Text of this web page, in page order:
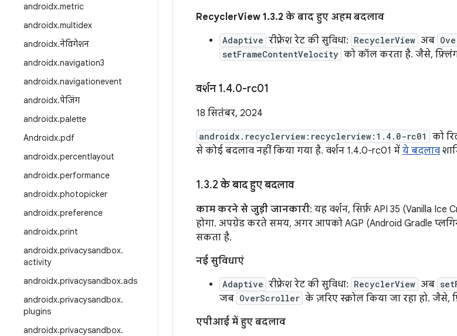
androidx.metric
androidx.multidex
androidx.नेविगेशन
androidx.navigation3
androidx.navigationevent
androidx.पेजिंग
androidx.palette
Androidx.pdf
androidx.percentlayout
androidx.performance
androidx.photopicker
androidx.preference
androidx.print
androidx.privacysandbox.
activity
androidx.privacysandbox.ads
androidx.privacysandbox.
plugins
androidx.privacysandbox.
RecyclerView 1.3.2 के बाद हुए अहम बदलाव
Adaptive रीफ़्रेश रेट की सुविधा: RecyclerView अब
setFrameContentVelocity को कॉल करता है. जैसे, फ़्लिंग
वर्शन 1.4.0-rc01
18 सितंबर, 2024
androidx.recyclerview:recyclerview:1.4.0-rc01 को
से कोई बदलाव नहीं किया गया है. वर्शन 1.4.0-rc01 में ये बदलाव
1.3.2 के बाद हुए बदलाव
काम करने से जुड़ी जानकारी: यह वर्शन, सिर्फ़ API 35 (Vanilla
होगा. अपग्रेड करते समय, अगर आपको AGP (Android Gradle
सकता है.
नई सुविधाएं
Adaptive रीफ़्रेश रेट की सुविधा: RecyclerView अब
जब OverScroller के ज़रिए स्क्रोल किया जा रहा हो. जैसे,
एपीआई में हुए बदलाव